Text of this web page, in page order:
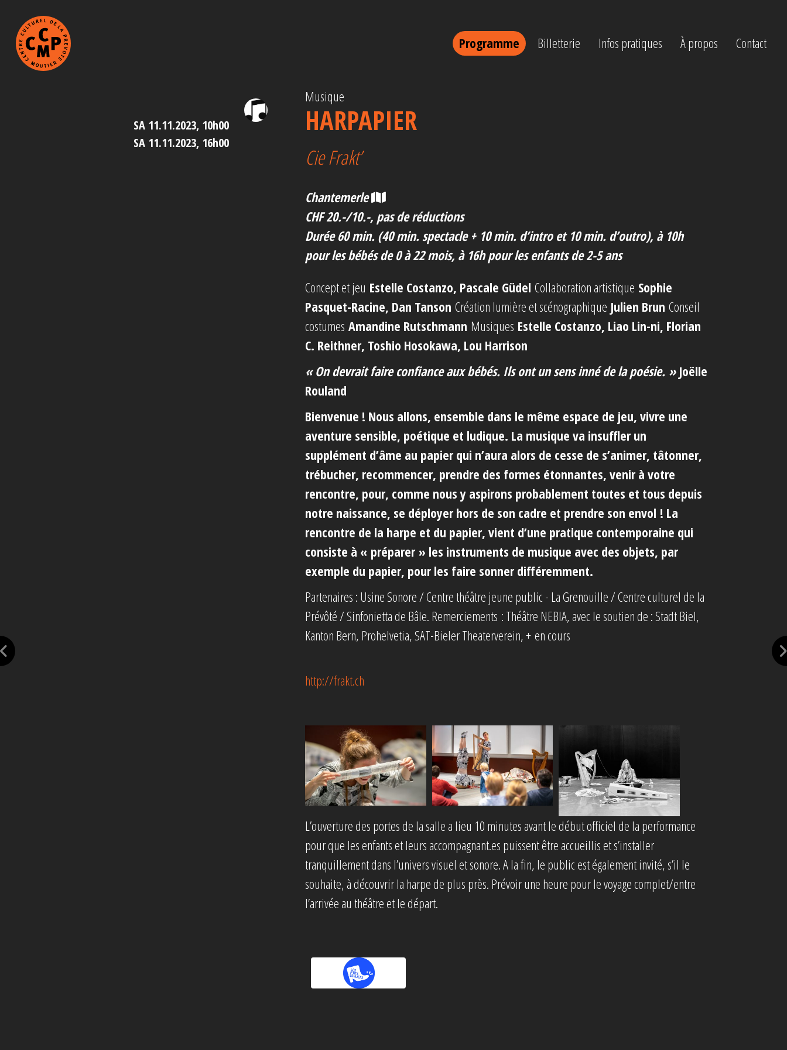
Programme Billetterie Infos pratiques À propos Contact
SA 11.11.2023, 10h00
SA 11.11.2023, 16h00
Musique
HARPAPIER
Cie Frakt’
Chantemerle
CHF 20.-/10.-, pas de réductions
Durée 60 min. (40 min. spectacle + 10 min. d’intro et 10 min. d’outro), à 10h
pour les bébés de 0 à 22 mois, à 16h pour les enfants de 2-5 ans
Concept et jeu Estelle Costanzo, Pascale Güdel Collaboration artistique Sophie
Pasquet-Racine, Dan Tanson Création lumière et scénographique Julien Brun Conseil
costumes Amandine Rutschmann Musiques Estelle Costanzo, Liao Lin-ni, Florian
C. Reithner, Toshio Hosokawa, Lou Harrison
« On devrait faire confiance aux bébés. Ils ont un sens inné de la poésie. »Joëlle
Rouland
Bienvenue ! Nous allons, ensemble dans le même espace de jeu, vivre une
aventure sensible, poétique et ludique. La musique va insuffler un
supplément d’âme au papier qui n’aura alors de cesse de s’animer, tâtonner,
trébucher, recommencer, prendre des formes étonnantes, venir à votre
rencontre, pour, comme nous y aspirons probablement toutes et tous depuis
notre naissance, se déployer hors de son cadre et prendre son envol ! La
rencontre de la harpe et du papier, vient d’une pratique contemporaine qui
consiste à « préparer » les instruments de musique avec des objets, par
exemple du papier, pour les faire sonner différemment.
Partenaires : Usine Sonore / Centre théâtre jeune public - La Grenouille / Centre culturel de la
Prévôté / Sinfonietta de Bâle. Remerciements : Théâtre NEBIA, avec le soutien de : Stadt Biel,
Kanton Bern, Prohelvetia, SAT-Bieler Theaterverein, + en cours
http://frakt.ch
L’ouverture des portes de la salle a lieu 10 minutes avant le début officiel de la performance
pour que les enfants et leurs accompagnant.es puissent être accueillis et s’installer
tranquillement dans l’univers visuel et sonore. A la fin, le public est également invité, s’il le
souhaite, à découvrir la harpe de plus près. Prévoir une heure pour le voyage complet/entre
l’arrivée au théâtre et le départ.